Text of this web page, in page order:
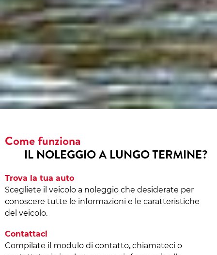
Come funziona
IL NOLEGGIO A LUNGO TERMINE?
Trova la tua auto
Scegliete il veicolo a noleggio che desiderate per
conoscere tutte le informazioni e le caratteristiche
del veicolo.
Contattaci
Compilate il modulo di contatto, chiamateci o